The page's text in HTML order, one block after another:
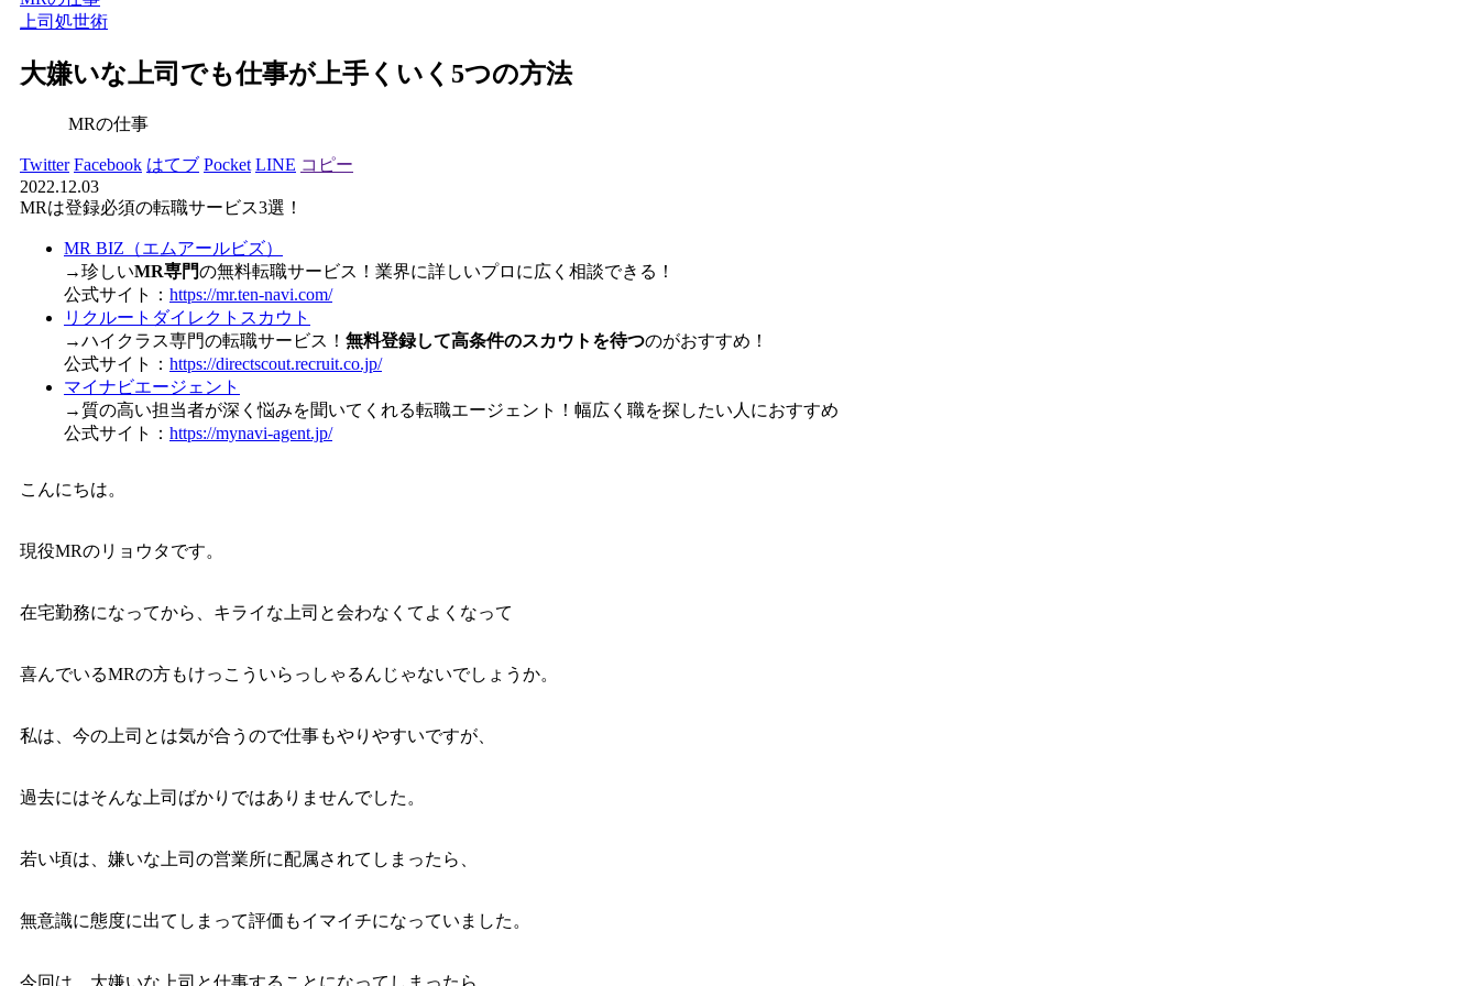
上司 処世術
大嫌いな上司でも仕事が上手くいく5つの方法
MRの仕事
Twitter Facebook はてブ Pocket LINE コピー
2022.12.03
MRは登録必須の転職サービス3選！
MR BIZ（エムアールビズ）
→珍しいMR専門の無料転職サービス！業界に詳しいプロに広く相談できる！
公式サイト： https://mr.ten-navi.com/
リクルートダイレクトスカウト
→ハイクラス専門の転職サービス！ 無料登録して高条件のスカウトを待つのがおすすめ！
公式サイト： https://directscout.recruit.co.jp/
マイナビエージェント
→質の高い担当者が深く悩みを聞いてくれる転職エージェント！幅広く職を探したい人におすすめ
公式サイト： https://mynavi-agent.jp/
こんにちは。
現役MRのリョウタです。
在宅勤務になってから、キライな上司と会わなくてよくなって
喜んでいるMRの方もけっこういらっしゃるんじゃないでしょうか。
私は、今の上司とは気が合うので仕事もやりやすいですが、
過去にはそんな上司ばかりではありませんでした。
若い頃は、嫌いな上司の営業所に配属されてしまったら、
無意識に態度に出てしまって評価もイマイチになっていました。
今回は、大嫌いな上司と仕事することになってしまったら